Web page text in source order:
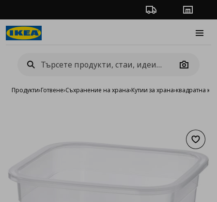
Проследяване на
Camera
Продукти›Готвене›Съхранение на храна›Кутии за храна›квадратна